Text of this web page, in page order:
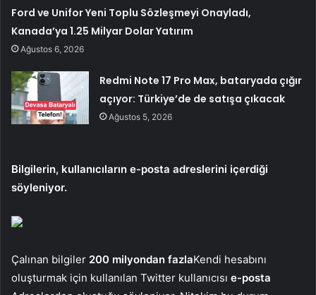
Ford ve Unifor Yeni Toplu Sözleşmeyi Onayladı,
Kanada’ya 1.25 Milyar Dolar Yatırım
Ağustos 6, 2026
Redmi Note 17 Pro Max, bataryada çığır
açıyor: Türkiye’de de satışa çıkacak
Ağustos 5, 2026
Bilgilerin, kullanıcıların e-posta adreslerini içerdiği
söyleniyor.
Çalınan bilgiler 200 milyondan fazlaKendi hesabını
oluşturmak için kullanılan Twitter kullanıcısı e-posta